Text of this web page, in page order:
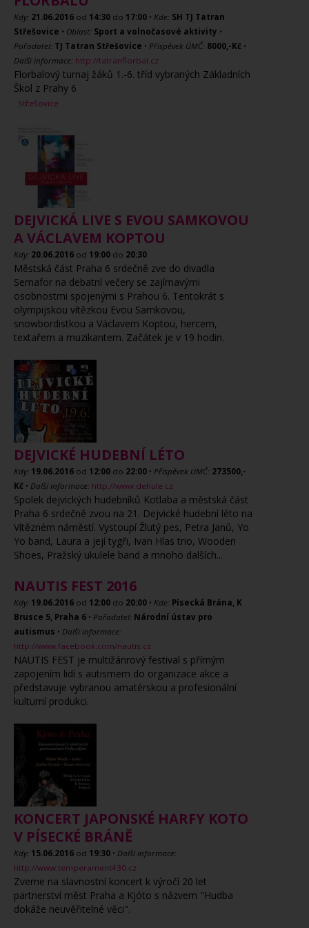
Kdy: 21.06.2016 od 14:30 do 17:00 • Kde: SH TJ Tatran
Střešovice • Oblast: Sport a volnočasové aktivity •
Pořadatel: TJ Tatran Střešovice • Příspěvek ÚMČ: 8000,-Kč •
Další informace: http://tatranflorbal.cz
Florbalový turnaj žáků 1.-6. tříd vybraných Základních
Škol z Prahy 6
Střešovice
DEJVICKÁ LIVE S EVOU SAMKOVOU
A VÁCLAVEM KOPTOU
Kdy: 20.06.2016 od 19:00 do 20:30
Městská část Praha 6 srdečně zve do divadla
Semafor na debatní večery se zajímavými
osobnostmi spojenými s Prahou 6. Tentokrát s
olympijskou vítězkou Evou Samkovou,
snowbordistkou a Václavem Koptou, hercem,
textařem a muzikantem. Začátek je v 19 hodin.
DEJVICKÉ HUDEBNÍ LÉTO
Kdy: 19.06.2016 od 12:00 do 22:00 • Příspěvek ÚMČ: 273500,-
Kč • Další informace: http://www.dehule.cz
Spolek dejvických hudebníků Kotlaba a městská část
Praha 6 srdečně zvou na 21. Dejvické hudební léto na
Vítězném náměstí. Vystoupí Žlutý pes, Petra Janů, Yo
Yo band, Laura a její tygři, Ivan Hlas trio, Wooden
Shoes, Pražský ukulele band a mnoho dalších...
NAUTIS FEST 2016
Kdy: 19.06.2016 od 12:00 do 20:00 • Kde: Písecká Brána, K
Brusce 5, Praha 6 • Pořadatel: Národní ústav pro
autismus • Další informace:
http://www.facebook.com/nautis.cz
NAUTIS FEST je multižánrový festival s přímým
zapojením lidí s autismem do organizace akce a
představuje vybranou amatérskou a profesionální
kulturní produkci.
KONCERT JAPONSKÉ HARFY KOTO
V PÍSECKÉ BRÁNĚ
Kdy: 15.06.2016 od 19:30 • Další informace:
http://www.temperament430.cz
Zveme na slavnostní koncert k výročí 20 let
partnerství měst Praha a Kjóto s názvem "Hudba
dokáže neuvěřitelné věci".